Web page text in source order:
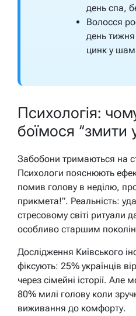
день спа,
Волосся
день
цинк у
Психологія:
боїмося “змити
Забобони тримаються на
Психологи пояснюють
помив голову в неділю,
прикмета!”. Реальність:
стресовому світі ритуали
особливо старшим
Дослідження Київського
фіксують: 25% українців
через сімейні історії.
80% милі голову коли
виживання до комфорту.